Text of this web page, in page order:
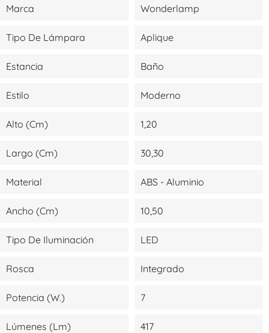
Marca Wonderlamp
Tipo De Lámpara Aplique
Estancia Baño
Estilo Moderno
Alto (cm) 1,20
Largo (cm) 30,30
Material ABS - Aluminio
Ancho (cm) 10,50
Tipo De Iluminación LED
Rosca Integrado
Potencia (W.) 7
Lúmenes (lm) 417